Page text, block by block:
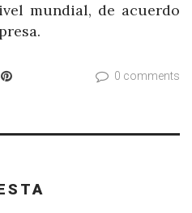
mundial, de acuerdo
Pinterest 0 comments